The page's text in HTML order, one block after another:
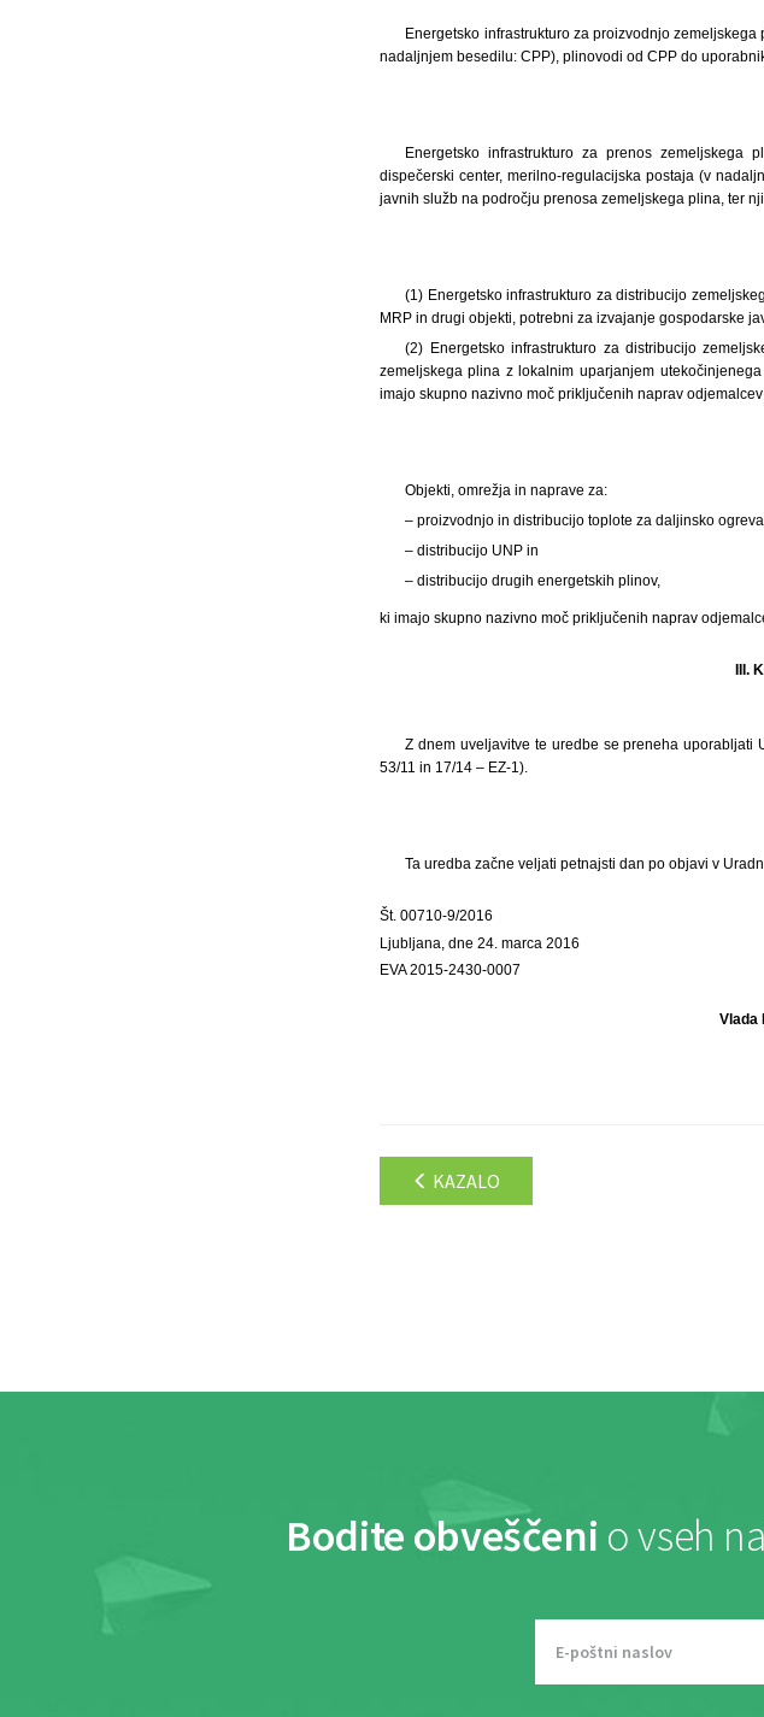
Energetsko infrastrukturo za proizvodnjo
nadaljnjem besedilu: CPP), plinovodi od CPP do
Energetsko infrastrukturo za prenos zemeljskega
dispečerski center, merilno-regulacijska postaja (v
javnih služb na področju prenosa zemeljskega plina, ter
(1) Energetsko infrastrukturo za distribucijo
MRP in drugi objekti, potrebni za izvajanje gospodarske
(2) Energetsko infrastrukturo za distribucijo
zemeljskega plina z lokalnim uparjanjem
imajo skupno nazivno moč priključenih naprav
Objekti, omrežja in naprave za:
– proizvodnjo in distribucijo toplote za daljinsko
– distribucijo UNP in
– distribucijo drugih energetskih plinov,
ki imajo skupno nazivno moč priključenih naprav
III.
Z dnem uveljavitve te uredbe se preneha uporabljati
53/11 in 17/14 – EZ-1).
Ta uredba začne veljati petnajsti dan po objavi v
Št. 00710-9/2016
Ljubljana, dne 24. marca 2016
EVA 2015-2430-0007
Vlada
KAZALO
Bodite obveščeni o vseh